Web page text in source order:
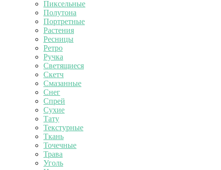
Пиксельные
Полутона
Портретные
Растения
Ресницы
Ретро
Ручка
Светящиеся
Скетч
Смазанные
Снег
Спрей
Сухие
Тату
Текстурные
Ткань
Точечные
Трава
Уголь